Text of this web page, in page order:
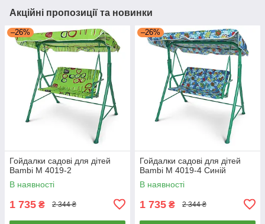
Акційні пропозиції та новинки
–26%
Гойдалки садові для дітей
Bambi M 4019-2
В наявності
1 735 ₴ 2 344 ₴
–26%
Гойдалки садові для дітей
Bambi M 4019-4 Синій
В наявності
1 735 ₴ 2 344 ₴